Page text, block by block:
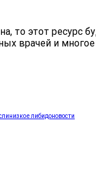
то этот ресурс
врачей и
низкое либидоновости